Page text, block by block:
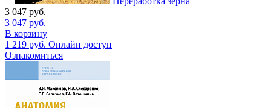
3 047 руб.
3 047 руб.
В корзину
1 219 руб. Онлайн доступ
Ознакомиться